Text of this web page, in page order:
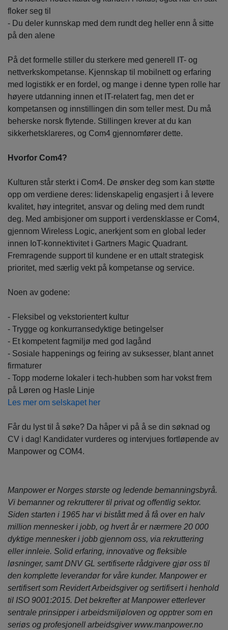
floker seg til
- Du deler kunnskap med dem rundt deg heller enn å sitte
på den alene
På det formelle stiller du sterkere med generell IT- og
nettverkskompetanse. Kjennskap til mobilnett og erfaring
med logistikk er en fordel, og mange i denne typen rolle har
høyere utdanning innen et IT-relatert fag, men det er
kompetansen og innstillingen din som teller mest. Du må
beherske norsk flytende. Stillingen krever at du kan
sikkerhetsklareres, og Com4 gjennomfører dette.
Hvorfor Com4?
Kulturen står sterkt i Com4. De ønsker deg som kan støtte
opp om verdiene deres: lidenskapelig engasjert i å levere
kvalitet, høy integritet, ansvar og deling med dem rundt
deg. Med ambisjoner om support i verdensklasse er Com4,
gjennom Wireless Logic, anerkjent som en global leder
innen IoT-konnektivitet i Gartners Magic Quadrant.
Fremragende support til kundene er en uttalt strategisk
prioritet, med særlig vekt på kompetanse og service.
Noen av godene:
- Fleksibel og vekstorientert kultur
- Trygge og konkurransedyktige betingelser
- Et kompetent fagmiljø med god lagånd
- Sosiale happenings og feiring av suksesser, blant annet
firmaturer
- Topp moderne lokaler i tech-hubben som har vokst frem
på Løren og Hasle Linje
Les mer om selskapet her
Får du lyst til å søke? Da håper vi på å se din søknad og
CV i dag! Kandidater vurderes og intervjues fortløpende av
Manpower og COM4.
Manpower er Norges største og ledende bemanningsbyrå.
Vi bemanner og rekrutterer til privat og offentlig sektor.
Siden starten i 1965 har vi bistått med å få over en halv
million mennesker i jobb, og hvert år er nærmere 20 000
dyktige mennesker i jobb gjennom oss, via rekruttering
eller innleie. Solid erfaring, innovative og fleksible
løsninger, samt DNV GL sertifiserte rådgivere gjør oss til
den komplette leverandør for våre kunder. Manpower er
sertifisert som Revidert Arbeidsgiver og sertifisert i henhold
til ISO 9001:2015. Det bekrefter at Manpower etterlever
sentrale prinsipper i arbeidsmiljøloven og opptrer som en
seriøs og profesjonell arbeidsgiver www.manpower.no